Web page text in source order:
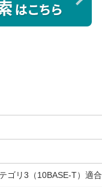
ゴリ3（10BASE-T）適合